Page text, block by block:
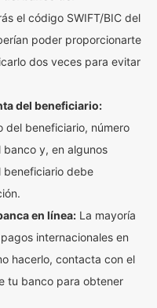
el código SWIFT/BIC del
poder proporcionarte
dos veces para evitar
del beneficiario:
del beneficiario, número
y, en algunos
beneficiario debe
en línea: La mayoría
internacionales en
hacerlo, contacta con el
tu banco para obtener